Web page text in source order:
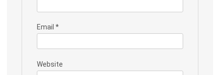
Email *
Website